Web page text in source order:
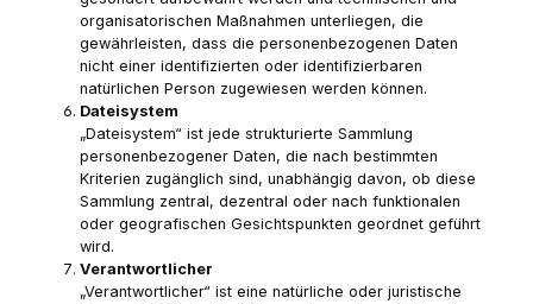
organisatorischen Maßnahmen unterliegen, die
gewährleisten, dass die personenbezogenen Daten
nicht einer identifizierten oder identifizierbaren
natürlichen Person zugewiesen werden können.
Dateisystem
„Dateisystem“ ist jede strukturierte Sammlung
personenbezogener Daten, die nach bestimmten
Kriterien zugänglich sind, unabhängig davon, ob diese
Sammlung zentral, dezentral oder nach funktionalen
oder geografischen Gesichtspunkten geordnet geführt
wird.
Verantwortlicher
„Verantwortlicher“ ist eine natürliche oder juristische